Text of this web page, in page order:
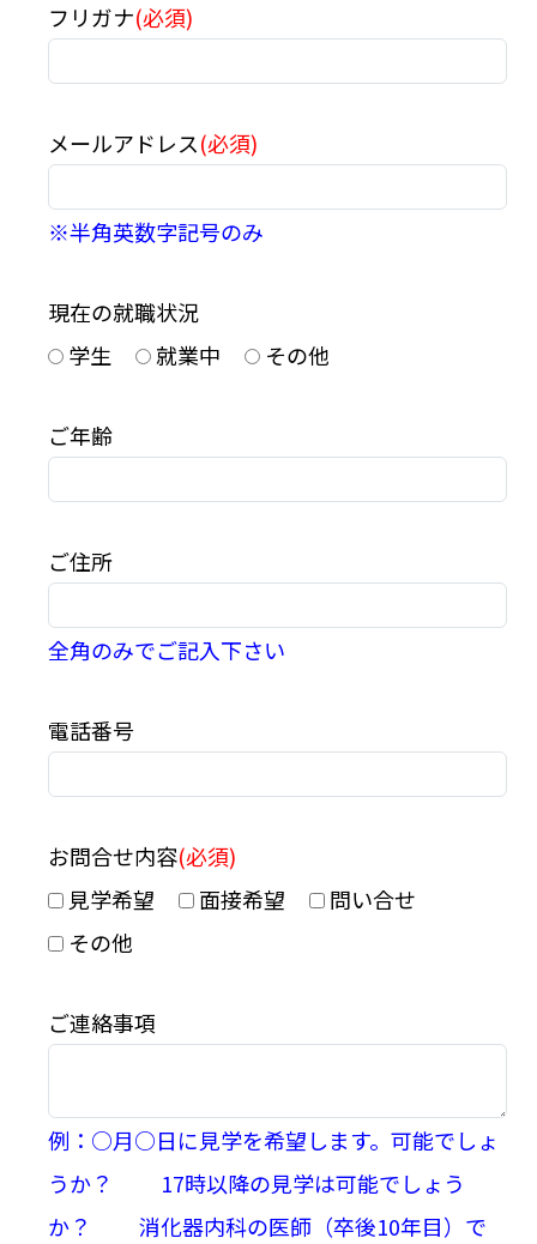
フリガナ(必須)
メールアドレス(必須)
※半角英数字記号のみ
現在の就職状況
学生
就業中 その他
ご年齢
ご住所
全角のみでご記入下さい
電話番号
お問合せ内容(必須)
見学希望
面接希望
問い合せ
その他
ご連絡事項
例：○月○日に見学を希望します。可能でしょ
うか？ 17時以降の見学は可能でしょう
か？ 消化器内科の医師（卒後10年目）で